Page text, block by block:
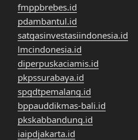
fmppbrebes.id
pdambantul.id
satgasinvestasiindonesia.id
lmcindonesia.id
diperpuskaciamis.id
pkpssurabaya.id
spgdtpemalang.id
bppauddikmas-bali.id
pkskabbandung.id
iaipdjakarta.id